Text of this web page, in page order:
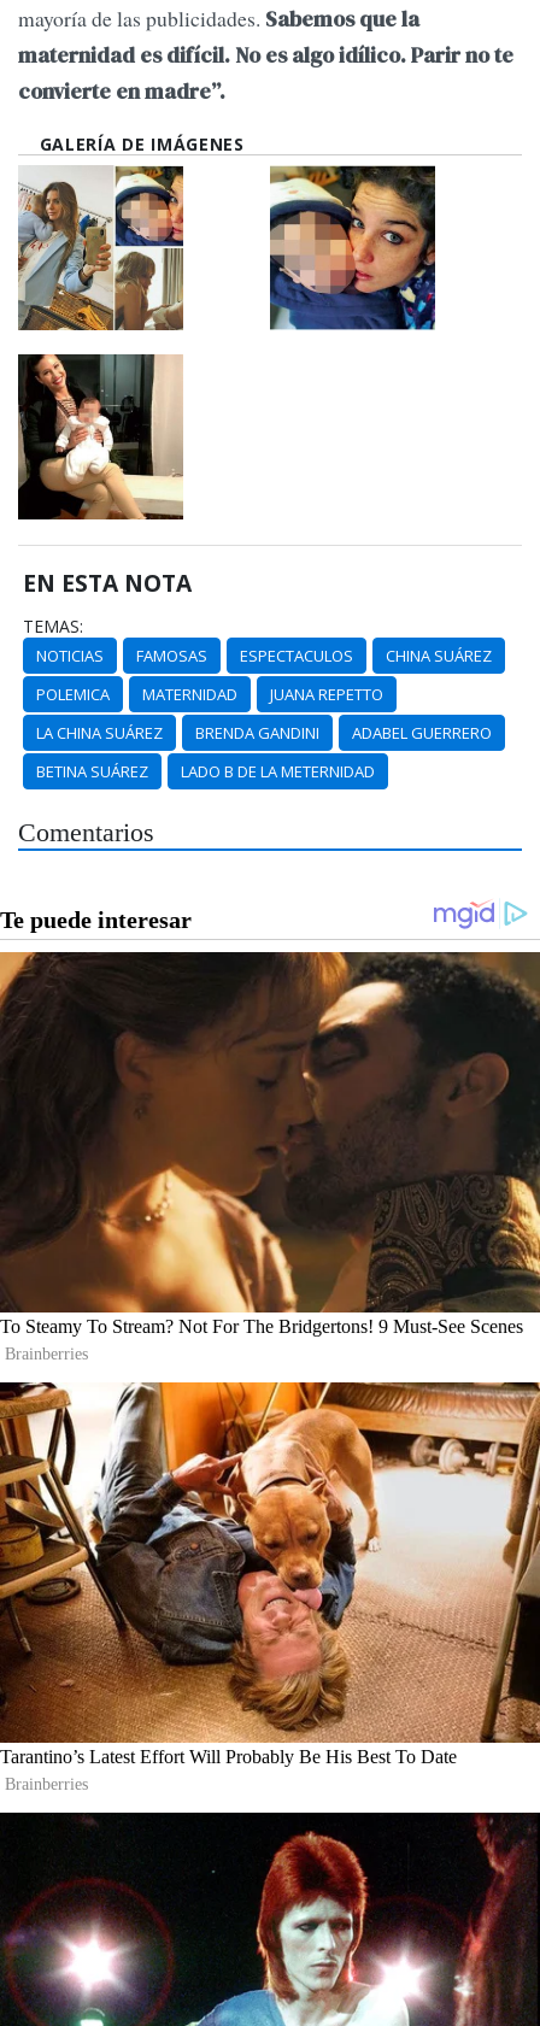
mayoría de las publicidades. Sabemos que la
maternidad es difícil. No es algo idílico. Parir no te
convierte en madre”.
GALERÍA DE IMÁGENES
EN ESTA NOTA
TEMAS:
NOTICIAS FAMOSAS ESPECTACULOS
CHINA SUÁREZ
POLEMICA
MATERNIDAD
JUANA REPETTO
LA CHINA SUÁREZ
BRENDA GANDINI
ADABEL GUERRERO
BETINA SUÁREZ
LADO B DE LA METERNIDAD
Comentarios